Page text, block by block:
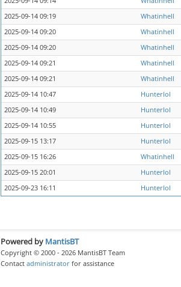
2025-09-14 09:19
Whatinhell
2025-09-14 09:20
Whatinhell
2025-09-14 09:20
Whatinhell
2025-09-14 09:21
Whatinhell
2025-09-14 09:21
Whatinhell
2025-09-14 10:47
Hunterlol
2025-09-14 10:49
Hunterlol
2025-09-14 10:55
Hunterlol
2025-09-15 13:17
Hunterlol
2025-09-15 16:26
Whatinhell
2025-09-15 20:01
Hunterlol
2025-09-23 16:11
Hunterlol
Powered by MantisBT
Copyright © 2000 - 2026 MantisBT Team
Contact administrator for assistance